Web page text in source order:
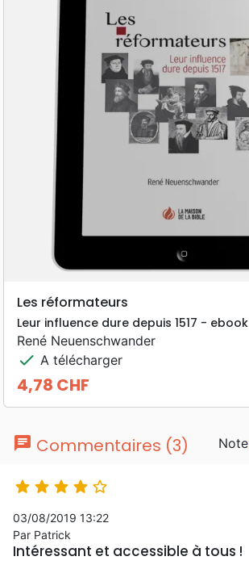
Les réformateurs
Leur influence dure depuis 1517 - ebook
René Neuenschwander
check A télécharger
Prix
4,78 CHF
chat Commentaires (3) Note
    
03/08/2019 13:22
Par Patrick
Intéressant et accessible à tous !